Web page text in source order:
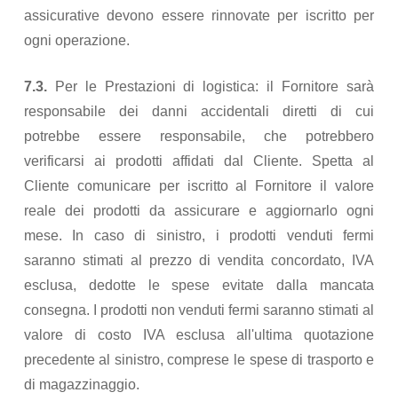
assicurative devono essere rinnovate per iscritto per
ogni operazione.
7.3.Per le Prestazioni di logistica: il Fornitore sarà
responsabile dei danni accidentali diretti di cui
potrebbe essere responsabile, che potrebbero
verificarsi ai prodotti affidati dal Cliente. Spetta al
Cliente comunicare per iscritto al Fornitore il valore
reale dei prodotti da assicurare e aggiornarlo ogni
mese. In caso di sinistro, i prodotti venduti fermi
saranno stimati al prezzo di vendita concordato, IVA
esclusa, dedotte le spese evitate dalla mancata
consegna. I prodotti non venduti fermi saranno stimati al
valore di costo IVA esclusa all'ultima quotazione
precedente al sinistro, comprese le spese di trasporto e
di magazzinaggio.